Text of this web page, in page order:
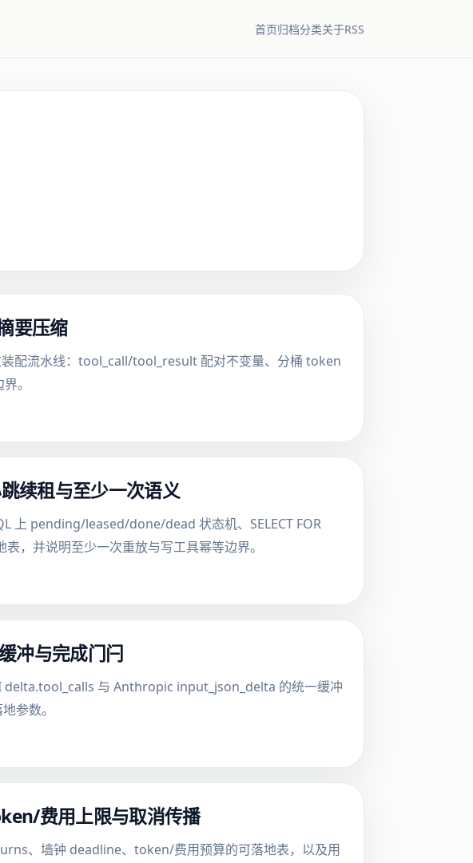
首页归档分类关于RSS
要压缩
配流水线：tool_call/tool_result 配对不变量、分桶 token
。
续租与至少一次语义
上 pending/leased/done/dead 状态机、SELECT FOR
，并说明至少一次重放与写工具幂等边界。
冲与完成门闩
delta.tool_calls 与 Anthropic input_json_delta 的统一缓冲
参数。
费用上限与取消传播
、墙钟 deadline、token/费用预算的可落地表，以及用